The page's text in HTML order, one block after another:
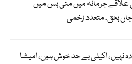
جرمانہ میں منی بس میں
نہیں، اکیلی بے حد خوش ہوں، امیشا